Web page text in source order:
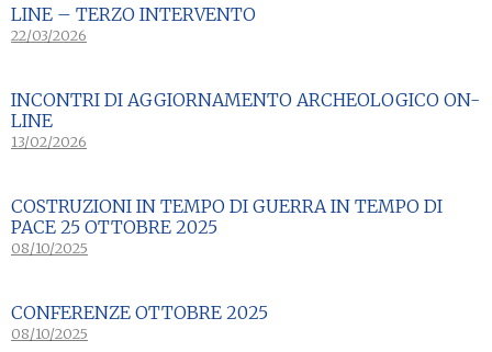
LINE – TERZO INTERVENTO
22/03/2026
INCONTRI DI AGGIORNAMENTO ARCHEOLOGICO ON-
LINE
13/02/2026
COSTRUZIONI IN TEMPO DI GUERRA IN TEMPO DI
PACE 25 OTTOBRE 2025
08/10/2025
CONFERENZE OTTOBRE 2025
08/10/2025